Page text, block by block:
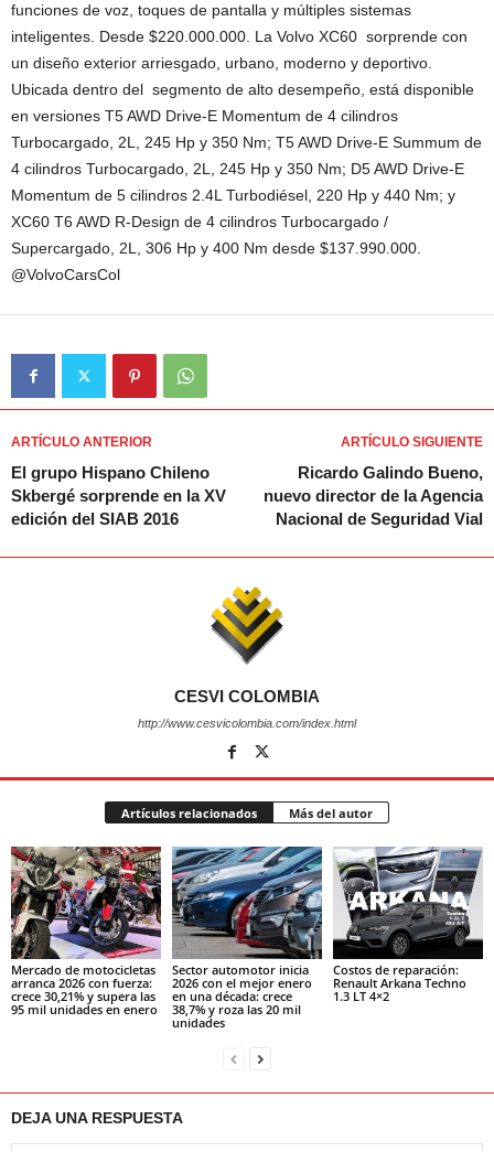
funciones de voz, toques de pantalla y múltiples sistemas
inteligentes. Desde $220.000.000. La Volvo XC60 sorprende con
un diseño exterior arriesgado, urbano, moderno y deportivo.
Ubicada dentro del segmento de alto desempeño, está disponible
en versiones T5 AWD Drive-E Momentum de 4 cilindros
Turbocargado, 2L, 245 Hp y 350 Nm; T5 AWD Drive-E Summum de
4 cilindros Turbocargado, 2L, 245 Hp y 350 Nm; D5 AWD Drive-E
Momentum de 5 cilindros 2.4L Turbodiésel, 220 Hp y 440 Nm; y
XC60 T6 AWD R-Design de 4 cilindros Turbocargado /
Supercargado, 2L, 306 Hp y 400 Nm desde $137.990.000.
@VolvoCarsCol
ARTÍCULO ANTERIOR
El grupo Hispano Chileno
Skbergé sorprende en la XV
edición del SIAB 2016
ARTÍCULO SIGUIENTE
Ricardo Galindo Bueno,
nuevo director de la Agencia
Nacional de Seguridad Vial
CESVI COLOMBIA
http://www.cesvicolombia.com/index.html
Artículos relacionados Más del autor
Mercado de motocicletas
arranca 2026 con fuerza:
crece 30,21% y supera las
95 mil unidades en enero
Sector automotor inicia
2026 con el mejor enero
en una década: crece
38,7% y roza las 20 mil
unidades
Costos de reparación:
Renault Arkana Techno
1.3 LT 4×2
DEJA UNA RESPUESTA